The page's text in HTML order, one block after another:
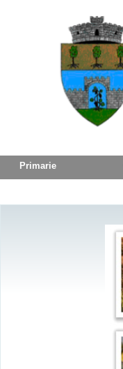
Primarie